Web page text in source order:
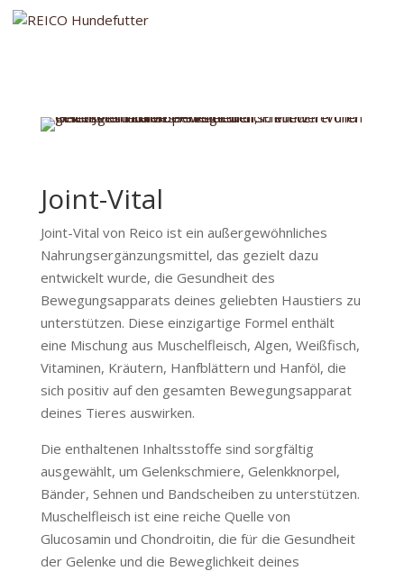
Joint-Vital
Joint-Vital von Reico ist ein außergewöhnliches
Nahrungsergänzungsmittel, das gezielt dazu
entwickelt wurde, die Gesundheit des
Bewegungsapparats deines geliebten Haustiers zu
unterstützen. Diese einzigartige Formel enthält
eine Mischung aus Muschelfleisch, Algen, Weißfisch,
Vitaminen, Kräutern, Hanfblättern und Hanföl, die
sich positiv auf den gesamten Bewegungsapparat
deines Tieres auswirken.
Die enthaltenen Inhaltsstoffe sind sorgfältig
ausgewählt, um Gelenkschmiere, Gelenkknorpel,
Bänder, Sehnen und Bandscheiben zu unterstützen.
Muschelfleisch ist eine reiche Quelle von
Glucosamin und Chondroitin, die für die Gesundheit
der Gelenke und die Beweglichkeit deines